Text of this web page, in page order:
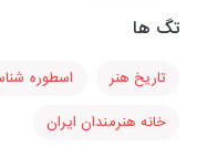
تگ ها
تاریخ هنر اسطوره
خانه هنرمندان ایران